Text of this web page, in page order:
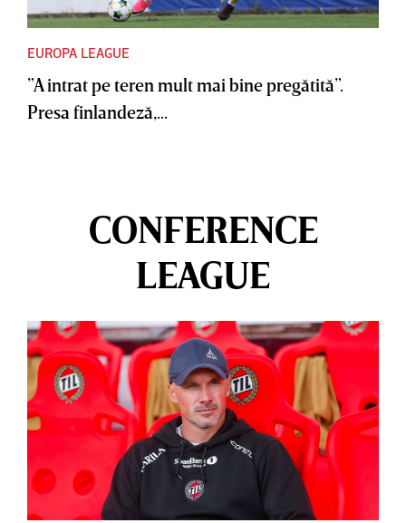
EUROPA LEAGUE
”A intrat pe teren mult mai bine pregătită”.
Presa finlandeză,...
CONFERENCE
LEAGUE